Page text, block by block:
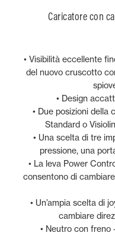
Caricatore con
• Visibilità eccellente
del nuovo cruscotto
• Design
• Due posizioni della
Standard o
• Una scelta di tre
pressione, una
• La leva Power
consentono di
• Un’ampia scelta di
cambiare
• Neutro con freno